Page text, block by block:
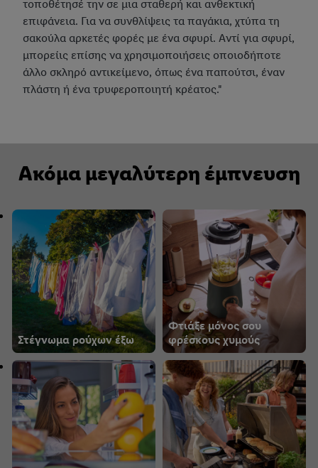
τοποθέτησέ την σε μια σταθερή και ανθεκτική
επιφάνεια. Για να συνθλίψεις τα παγάκια, χτύπα τη
σακούλα αρκετές φορές με ένα σφυρί. Αντί για σφυρί,
μπορείις επίσης να χρησιμοποιήσεις οποιοδήποτε
άλλο σκληρό αντικείμενο, όπως ένα παπούτσι, έναν
πλάστη ή ένα τρυφεροποιητή κρέατος."
Ακόμα μεγαλύτερη έμπνευση
Στέγνωμα ρούχων έξω
Φτιάξε μόνος σου
φρέσκους χυμούς